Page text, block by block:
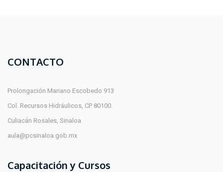
CONTACTO
Prolongación Mariano Escobedo 913
Col. Recursos Hidráulicos, CP 80100.
Culiacán Rosales, Sinaloa
aula@pcsinaloa.gob.mx
Capacitación y Cursos